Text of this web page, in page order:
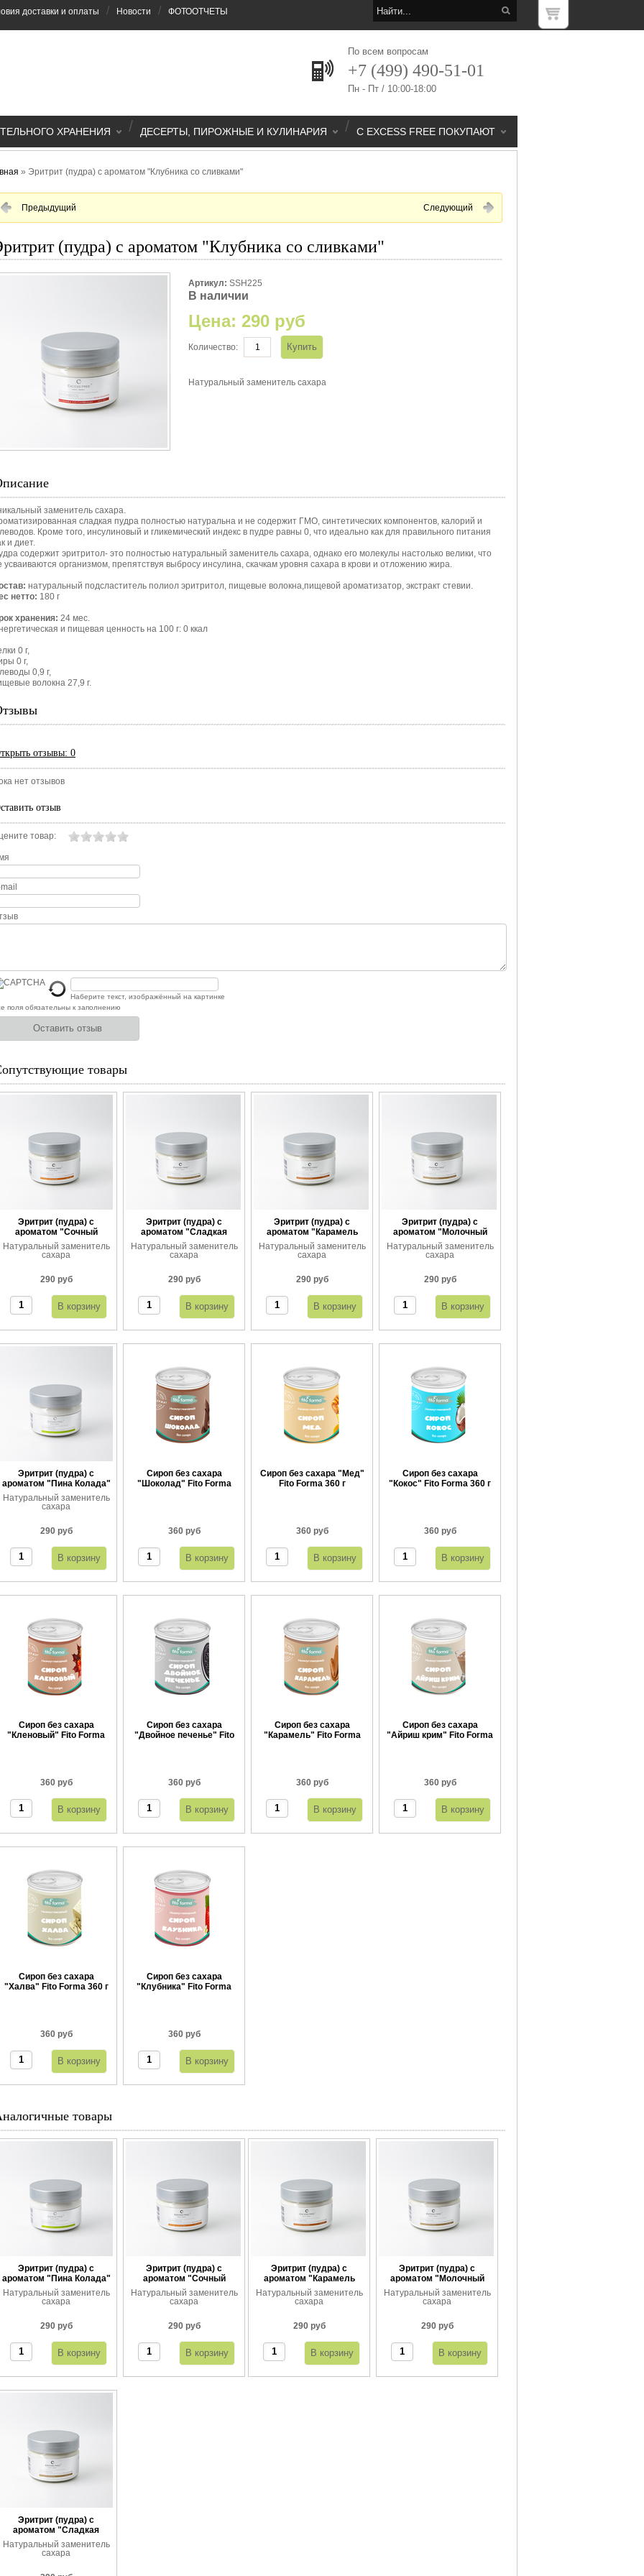
доставки и оплаты / Новости / ФОТООТЧЕТЫ
По всем вопросам
+7 (499) 490-51-01
Пн - Пт / 10:00-18:00
С EXCESS FREE ПОКУПАЮТ
/
ДЕСЕРТЫ, ПИРОЖНЫЕ И КУЛИНАРИЯ
/
ХРАНЕНИЯ
» Эритрит (пудра) с ароматом "Клубника со сливками"
Предыдущий Следующий
(пудра) с ароматом "Клубника со сливками"
Артикул: SSH225
В наличии
Цена: 290 руб
Количество:
Натуральный заменитель сахара
заменитель сахара.
сладкая пудра полностью натуральна и не содержит ГМО, синтетических компонентов, калорий и
Кроме того, инсулиновый и гликемический индекс в пудре равны 0, что идеально как для правильного питания
и диет.
содержит эритритол- это полностью натуральный заменитель сахара, однако его молекулы настолько велики, что
усваиваются организмом, препятствуя выбросу инсулина, скачкам уровня сахара в крови и отложению жира.
натуральный подсластитель полиол эритритол, пищевые волокна,пищевой ароматизатор, экстракт стевии.
нетто: 180 г
хранения: 24 мес.
и пищевая ценность на 100 г: 0 ккал
0 г,
0 г,
0,9 г,
волокна 27,9 г.
отзывы: 0
нет отзывов
отзыв
товар:
Наберите текст, изображённый на картинке
поля обязательны к заполнению
товары
Эритрит (пудра) с
ароматом "Сочный
апельсин"
Натуральный заменитель
сахара
290 руб
Эритрит (пудра) с
ароматом "Сладкая
ваниль"
Натуральный заменитель
сахара
290 руб
Эритрит (пудра) с
ароматом "Карамель
тоффи"
Натуральный заменитель
сахара
290 руб
Эритрит (пудра) с
ароматом "Молочный
шоколад"
Натуральный заменитель
сахара
290 руб
Эритрит (пудра) с
ароматом "Пина Колада"
Натуральный заменитель
сахара
290 руб
Сироп без сахара
"Шоколад" Fito Forma
360 руб
Сироп без сахара "Мед"
Fito Forma 360 г
360 руб
Сироп без сахара
"Кокос" Fito Forma 360 г
360 руб
Сироп без сахара
"Кленовый" Fito Forma
360 руб
Сироп без сахара
"Двойное печенье" Fito
360 руб
Сироп без сахара
"Карамель" Fito Forma
360 руб
Сироп без сахара
"Айриш крим" Fito Forma
360 руб
Сироп без сахара
"Халва" Fito Forma 360 г
360 руб
Сироп без сахара
"Клубника" Fito Forma
360 руб
товары
Эритрит (пудра) с
ароматом "Пина Колада"
Натуральный заменитель
сахара
290 руб
Эритрит (пудра) с
ароматом "Сочный
апельсин"
Натуральный заменитель
сахара
290 руб
Эритрит (пудра) с
ароматом "Карамель
тоффи"
Натуральный заменитель
сахара
290 руб
Эритрит (пудра) с
ароматом "Молочный
шоколад"
Натуральный заменитель
сахара
290 руб
Эритрит (пудра) с
ароматом "Сладкая
ваниль"
Натуральный заменитель
сахара